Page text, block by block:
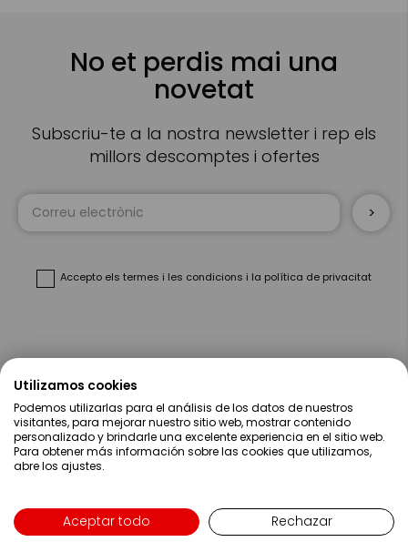
No et perdis mai una
novetat
Subscriu-te a la nostra newsletter i rep els
millors descomptes i ofertes
Accepto els termes i les condicions i la política de privacitat
Sobre Nosaltres
Ajuda
Compres
Contacte
Utilizamos cookies
Podemos utilizarlas para el análisis de los datos de nuestros
visitantes, para mejorar nuestro sitio web, mostrar contenido
personalizado y brindarle una excelente experiencia en el sitio web.
Para obtener más información sobre las cookies que utilizamos,
abre los ajustes.
Aceptar todo Rechazar